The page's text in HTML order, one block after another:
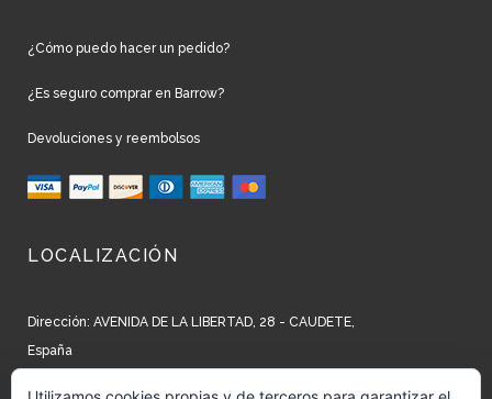
¿Cómo puedo hacer un pedido?
¿Es seguro comprar en Barrow?
Devoluciones y reembolsos
LOCALIZACIÓN
Dirección: AVENIDA DE LA LIBERTAD, 28 - CAUDETE,
España
Teléfono: +34 965 827 250